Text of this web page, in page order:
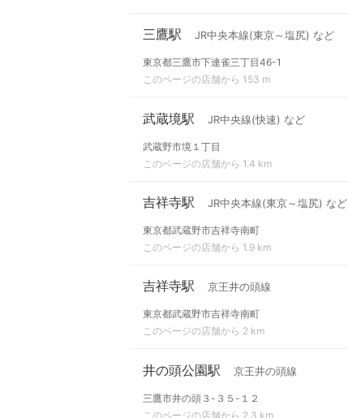
三鷹駅 JR中央本線(東京～塩尻) など
東京都三鷹市下連雀三丁目46-1
このページの店舗から 153 m
武蔵境駅 JR中央線(快速) など
武蔵野市境１丁目
このページの店舗から 1.4 km
吉祥寺駅 JR中央本線(東京～塩尻) など
東京都武蔵野市吉祥寺南町
このページの店舗から 1.9 km
吉祥寺駅 京王井の頭線
東京都武蔵野市吉祥寺南町
このページの店舗から 2 km
井の頭公園駅 京王井の頭線
三鷹市井の頭３-３５-１２
このページの店舗から 2.3 km